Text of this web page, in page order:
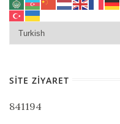
SITE ZIYARET
841194